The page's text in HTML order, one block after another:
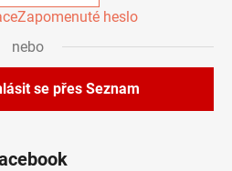
Zapomenuté heslo
nebo
se přes Seznam